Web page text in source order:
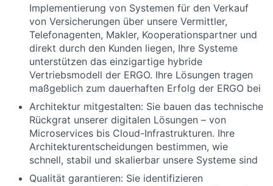
Implementierung von Systemen für den Verkauf
von Versicherungen über unsere Vermittler,
Telefonagenten, Makler, Kooperationspartner und
direkt durch den Kunden liegen, Ihre Systeme
unterstützen das einzigartige hybride
Vertriebsmodell der ERGO. Ihre Lösungen tragen
maßgeblich zum dauerhaften Erfolg der ERGO bei
Architektur mitgestalten: Sie bauen das technische
Rückgrat unserer digitalen Lösungen – von
Microservices bis Cloud-Infrastrukturen. Ihre
Architekturentscheidungen bestimmen, wie
schnell, stabil und skalierbar unsere Systeme sind
Qualität garantieren: Sie identifizieren